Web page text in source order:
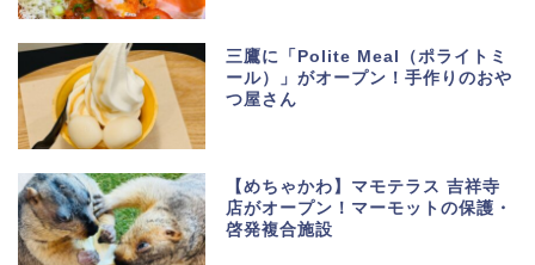
三鷹に「Polite Meal（ポライトミ
ール）」がオープン！手作りのおや
つ屋さん
【めちゃかわ】マモテラス 吉祥寺
店がオープン！マーモットの保護・
啓発複合施設